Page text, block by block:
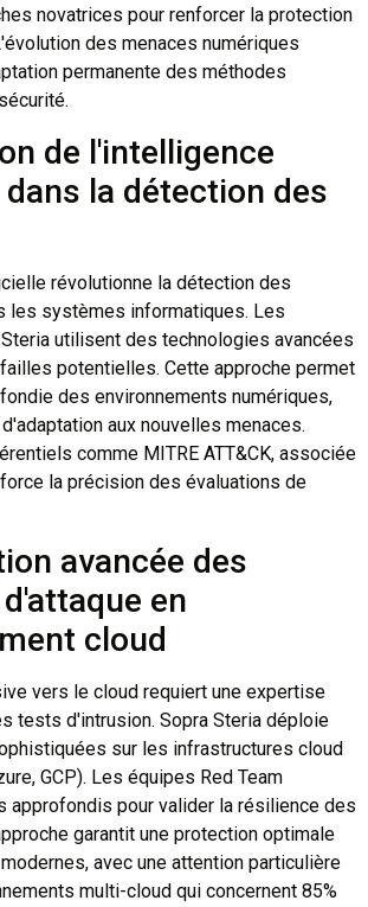
novatrices pour renforcer la protection
des menaces numériques
permanente des méthodes
de l'intelligence
la détection des
révolutionne la détection des
les systèmes informatiques. Les
utilisent des technologies avancées
potentielles. Cette approche permet
des environnements numériques,
aux nouvelles menaces.
comme MITRE ATT&CK, associée
la précision des évaluations de
avancée des
en
cloud
vers le cloud requiert une expertise
tests d'intrusion. Sopra Steria déploie
sur les infrastructures cloud
GCP). Les équipes Red Team
approfondis pour valider la résilience des
garantit une protection optimale
avec une attention particulière
multi-cloud qui concernent 85%